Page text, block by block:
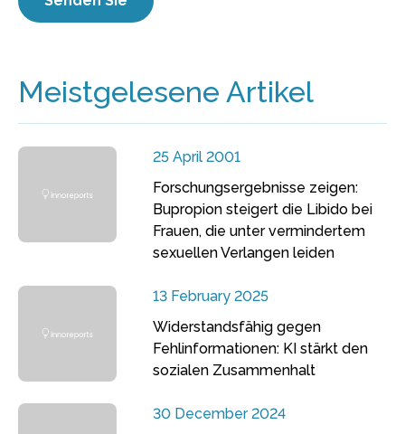
Meistgelesene Artikel
25 April 2001
Forschungsergebnisse zeigen:
Bupropion steigert die Libido bei
Frauen, die unter vermindertem
sexuellen Verlangen leiden
13 February 2025
Widerstandsfähig gegen
Fehlinformationen: KI stärkt den
sozialen Zusammenhalt
30 December 2024